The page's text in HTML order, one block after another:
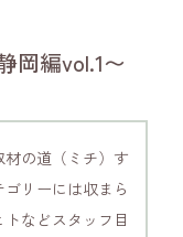
岡編vol.1〜
材の道（ミチ）す
リーには収まら
などスタッフ目